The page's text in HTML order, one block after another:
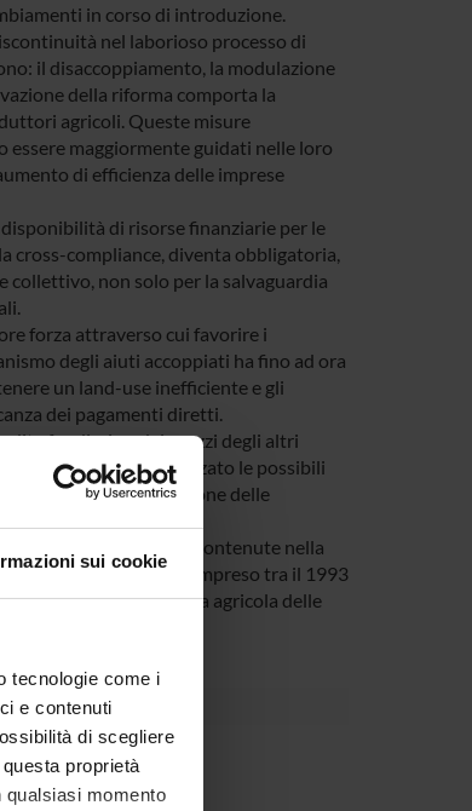
sui cookie
tecnologie come i
e contenuti
di scegliere
proprietà
momento
in corso di introduzione.
nel laborioso processo di
il disaccoppiamento, la modulazione
della riforma comporta la
agricoli. Queste misure
maggiormente guidati nelle loro
di efficienza delle imprese
di risorse finanziarie per le
cross-compliance, diventa obbligatoria,
collettivo, non solo per la salvaguardia
forza attraverso cui favorire i
degli aiuti accoppiati ha fino ad ora
un land-use inefficiente e gli
dei pagamenti diretti.
fondiarie e dei prezzi degli altri
UE hanno analizzato le possibili
sulla ri-localizzazione delle
europee delle misure contenute nella
nello studio è compreso tra il 1993
modificato la geografia agricola delle